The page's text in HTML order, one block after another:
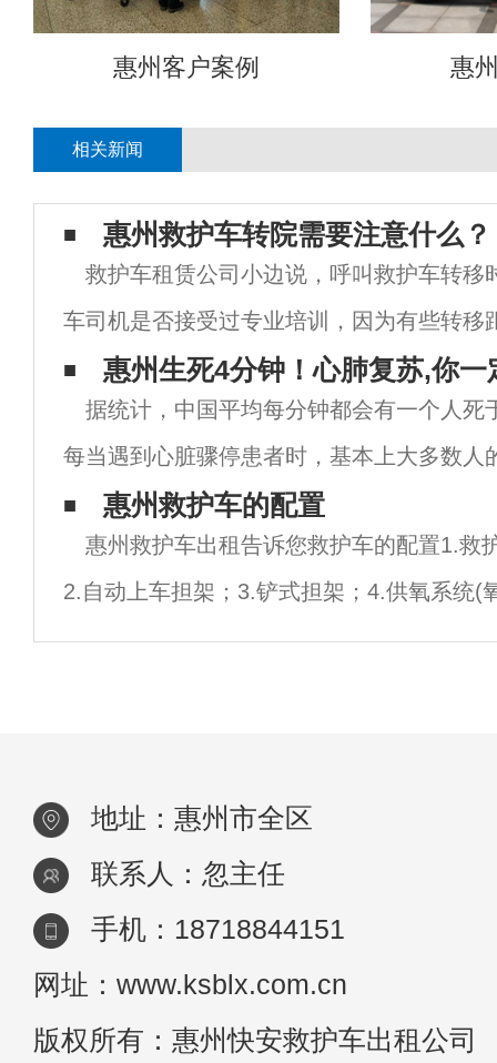
惠州客户案例 惠
相关新闻
惠州救护车转院需要注意什么？
救护车租赁公司小边说，呼叫救护车转移
车司机是否接受过专业培训，因为有些转移
需要在繁忙的路段、夜间和恶劣天气下快速
员培训还应包括救护车打滑控制和现场驾驶
惠州生死4分钟！心肺复苏,你一
据统计，中国平均每分钟都会有一个人死
每当遇到心脏骤停患者时，基本上大多数人
拨打120急救电话。事实上，当急救车到达
开始救援时，病人已经失去了“复活”希望。
惠州救护车的配置
惠州救护车出租告诉您救护车的配置1.救
2.自动上车担架；3.铲式担架；4.供氧系统(
快速接头)；5.医疗柜；6.工作座椅.陪护座
地址：惠州市全区
联系人：忽主任
手机：18718844151
网址：www.ksblx.com.cn
版权所有：惠州快安救护车出租公司